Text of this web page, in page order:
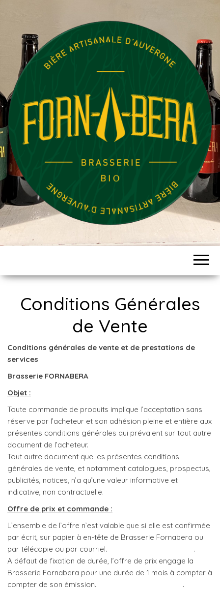
BRASSERIE
FORNABERA
Fabrique de bières et limonades
artisanales Bio en Livradois-Forez
Conditions Générales
de Vente
Conditions générales de vente et de prestations de
services
Brasserie FORNABERA
Objet :
Toute commande de produits implique l’acceptation sans
réserve par l’acheteur et son adhésion pleine et entière aux
présentes conditions générales qui prévalent sur tout autre
document de l’acheteur.
Tout autre document que les présentes conditions
générales de vente, et notamment catalogues, prospectus,
publicités, notices, n’a qu’une valeur informative et
indicative, non contractuelle.
Offre de prix et commande :
L’ensemble de l’offre n’est valable que si elle est confirmée
par écrit, sur papier à en-tête de Brasserie Fornabera ou
par télécopie ou par courriel. .
A défaut de fixation de durée, l’offre de prix engage la
Brasserie Fornabera pour une durée de 1 mois à compter à
compter de son émission. .